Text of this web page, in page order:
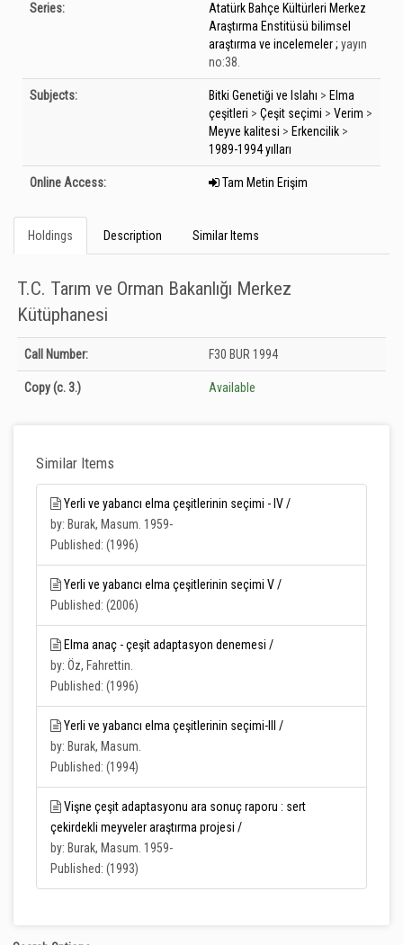
Series:
Atatürk Bahçe Kültürleri Merkez
Araştırma Enstitüsü bilimsel
araştırma ve incelemeler ; yayın
no:38.
Subjects: Bitki Genetiği ve Islahı > Elma
çeşitleri > Çeşit seçimi > Verim >
Meyve kalitesi > Erkencilik >
1989-1994 yılları
Online Access: Tam Metin Erişim
Holdings Description Similar Items
T.C. Tarım ve Orman Bakanlığı Merkez
Kütüphanesi
Holdings details from T.C. Tarım ve Orman Bakanlığı Merkez Kütüphanesi:
Unknown
Call Number: F30 BUR 1994
Copy(c. 3.) Available
Similar Items
Yerli ve yabancı elma çeşitlerinin seçimi - IV /
by: Burak, Masum. 1959-
Published: (1996)
Yerli ve yabancı elma çeşitlerinin seçimi V /
Published: (2006)
Elma anaç - çeşit adaptasyon denemesi /
by: Öz, Fahrettin.
Published: (1996)
Yerli ve yabancı elma çeşitlerinin seçimi-III /
by: Burak, Masum.
Published: (1994)
Vişne çeşit adaptasyonu ara sonuç raporu : sert
çekirdekli meyveler araştırma projesi /
by: Burak, Masum. 1959-
Published: (1993)